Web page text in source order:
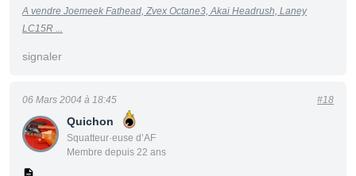
A vendre Joemeek Fathead, Zvex Octane3, Akai Headrush, Laney
LC15R ...
signaler
Quichon
Squatteur·euse d’AF
Membre depuis 22 ans
06 Mars 2004 à 18:45 #18